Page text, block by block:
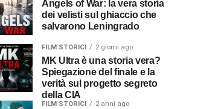
Angels of War: la vera storia
dei velisti sul ghiaccio che
salvarono Leningrado
FILM STORICI 2 giorni ago
MK Ultra è una storia vera?
Spiegazione del finale e la
verità sul progetto segreto
della CIA
FILM STORICI 2 anni ago